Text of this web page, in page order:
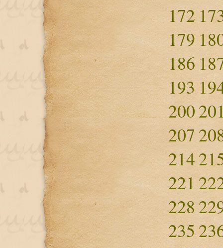
172
179
186
193
200
207
214
221
228
235